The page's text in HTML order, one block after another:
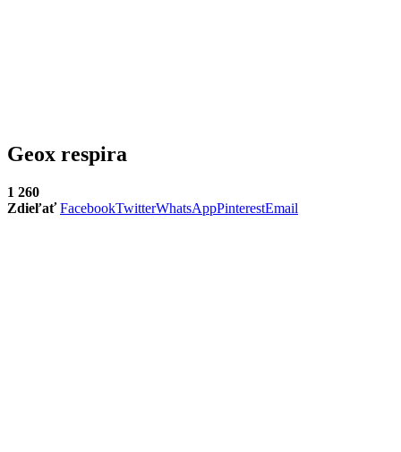
Geox respira
1 260
Zdieľať FacebookTwitterWhatsAppPinterestEmail